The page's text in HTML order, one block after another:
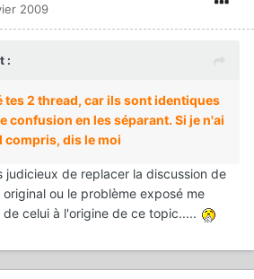
2009
:
tes 2 thread, car ils sont identiques
confusion en les séparant. Si je n'ai
compris, dis le moi
judicieux de replacer la discussion de
ou le problème exposé me
celui à l'origine de ce topic.....